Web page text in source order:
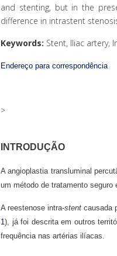
and stenting, but in the
difference in intrastent
Keywords: Stent, Iliac artery,
Endereço para correspondência
>
INTRODUÇÃO
A angioplastia transluminal
um método de tratamento seguro
A reestenose intra-stent causada
1), já foi descrita em outros
frequência nas artérias ilíacas.